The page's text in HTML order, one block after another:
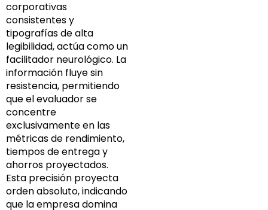
corporativas
consistentes y
tipografías de alta
legibilidad, actúa como un
facilitador neurológico. La
información fluye sin
resistencia, permitiendo
que el evaluador se
concentre
exclusivamente en las
métricas de rendimiento,
tiempos de entrega y
ahorros proyectados.
Esta precisión proyecta
orden absoluto, indicando
que la empresa domina